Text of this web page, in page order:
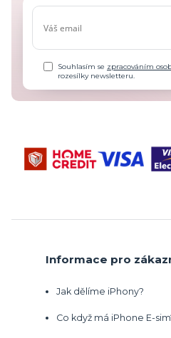
Souhlasím se zpracováním
rozesílky newsletteru.
Informace pro
Jak dělíme iPhony?
Co když má iPhone E-